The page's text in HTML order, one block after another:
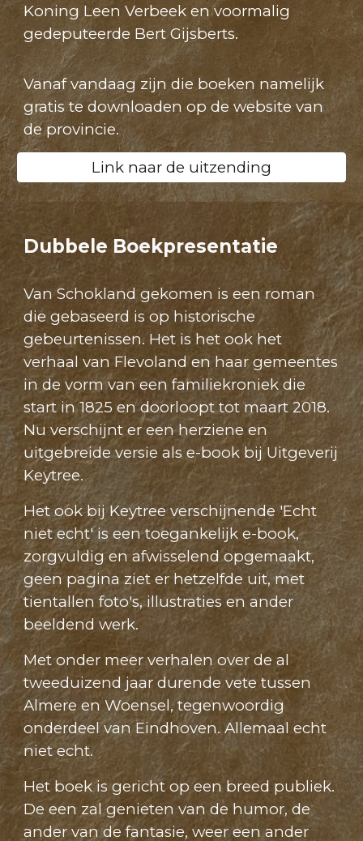
Koning Leen Verbeek en voormalig
gedeputeerde Bert Gijsberts.
Vanaf vandaag zijn die boeken namelijk
gratis te downloaden op de website van
de provincie.
Link naar de uitzending
Dubbele Boekpresentatie
Van Schokland gekomen is een roman
die gebaseerd is op historische
gebeurtenissen. Het is het ook het
verhaal van Flevoland en haar gemeentes
in de vorm van een familiekroniek die
start in 1825 en doorloopt tot maart 2018.
Nu verschijnt er een herziene en
uitgebreide versie als e-book bij Uitgeverij
Keytree.
Het ook bij Keytree verschijnende 'Echt
niet echt' is een toegankelijk e-book,
zorgvuldig en afwisselend opgemaakt,
geen pagina ziet er hetzelfde uit, met
tientallen foto's, illustraties en ander
beeldend werk.
Met onder meer verhalen over de al
tweeduizend jaar durende vete tussen
Almere en Woensel, tegenwoordig
onderdeel van Eindhoven. Allemaal echt
niet echt.
Het boek is gericht op een breed publiek.
De een zal genieten van de humor, de
ander van de fantasie, weer een ander